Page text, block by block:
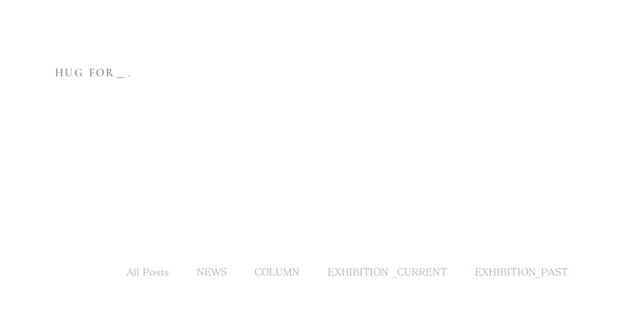
HUG FOR＿.
All Posts NEWS COLUMN EXHIBITION _CURRENT EXHIBITION_PAST